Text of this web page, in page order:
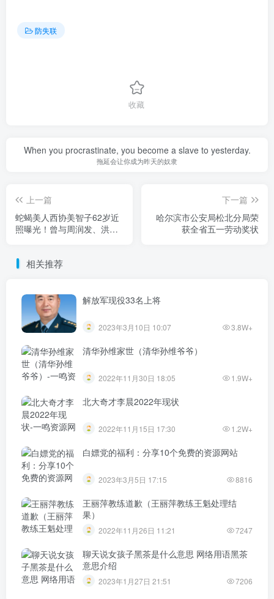
防失联
收藏
When you procrastinate, you become a slave to yesterday.
拖延会让你成为昨天的奴隶
上一篇
蛇蝎美人西协美智子62岁近
照曝光！曾与周润发、洪金
下一篇
哈尔滨市公安局松北分局荣
获全省五一劳动奖状
相关推荐
解放军现役33名上将
2023年3月10日 10:07 3.8W+
清华孙维家世（清华孙维爷爷）
2022年11月30日 18:05 1.9W+
北大奇才李晨2022年现状
2022年11月15日 17:30 1.2W+
白嫖党的福利：分享10个免费的资源网站
2023年3月5日 17:15 8816
王丽萍教练道歉（王丽萍教练王魁处理结
果）
2022年11月26日 11:21 7247
聊天说女孩子黑茶是什么意思 网络用语黑茶
意思介绍
2023年1月27日 21:51 7206